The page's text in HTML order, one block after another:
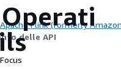
Flink (formerly
delle API